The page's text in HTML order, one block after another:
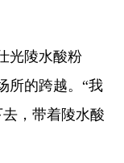
光陵水酸粉
所的跨越。“我
，带着陵水酸